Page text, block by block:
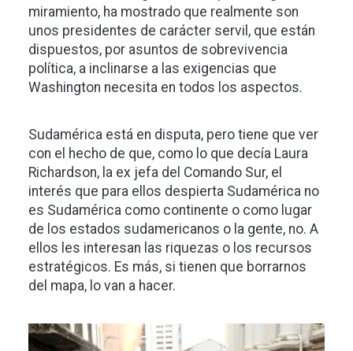
miramiento, ha mostrado que realmente son
unos presidentes de carácter servil, que están
dispuestos, por asuntos de sobrevivencia
política, a inclinarse a las exigencias que
Washington necesita en todos los aspectos.
Sudamérica está en disputa, pero tiene que ver
con el hecho de que, como lo que decía Laura
Richardson, la ex jefa del Comando Sur, el
interés que para ellos despierta Sudamérica no
es Sudamérica como continente o como lugar
de los estados sudamericanos o la gente, no. A
ellos les interesan las riquezas o los recursos
estratégicos. Es más, si tienen que borrarnos
del mapa, lo van a hacer.
Imagen